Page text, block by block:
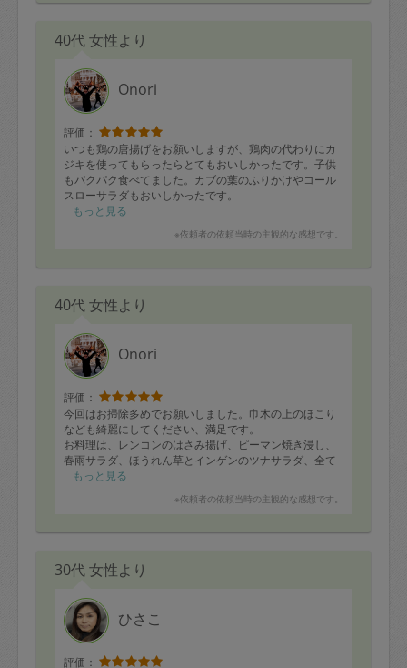
40代 女性より
Onori
評価：
いつも鶏の唐揚げをお願いしますが、鶏肉の代わりにカ
ジキを使ってもらったらとてもおいしかったです。子供
もパクパク食べてました。カブの葉のふりかけやコール
スローサラダもおいしかったです。
いつもありがとうございます。
もっと見る
※依頼者の依頼当時の主観的な感想です。
40代 女性より
Onori
評価：
今回はお掃除多めでお願いしました。巾木の上のほこり
なども綺麗にしてください、満足です。
お料理は、レンコンのはさみ揚げ、ピーマン焼き浸し、
春雨サラダ、ほうれん草とインゲンのツナサラダ、全て
とっても美味しいです！
もっと見る
※依頼者の依頼当時の主観的な感想です。
30代 女性より
ひさこ
評価：